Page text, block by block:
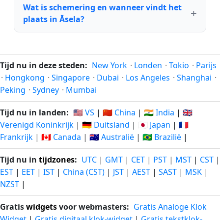
Wat is schemering en wanneer vindt het
plaats in Āsela?
Tijd nu in deze steden: New York · Londen · Tokio · Parijs
· Hongkong · Singapore · Dubai · Los Angeles · Shanghai ·
Peking · Sydney · Mumbai
Tijd nu in landen: 🇺🇸 VS | 🇨🇳 China | 🇮🇳 India | 🇬🇧
Verenigd Koninkrijk | 🇩🇪 Duitsland | 🇯🇵 Japan | 🇫🇷
Frankrijk | 🇨🇦 Canada | 🇦🇺 Australië | 🇧🇷 Brazilië |
Tijd nu in tijdzones: UTC | GMT | CET | PST | MST | CST |
EST | EET | IST | China (CST) | JST | AEST | SAST | MSK |
NZST |
Gratiswidgetsvoor webmasters: Gratis Analoge Klok